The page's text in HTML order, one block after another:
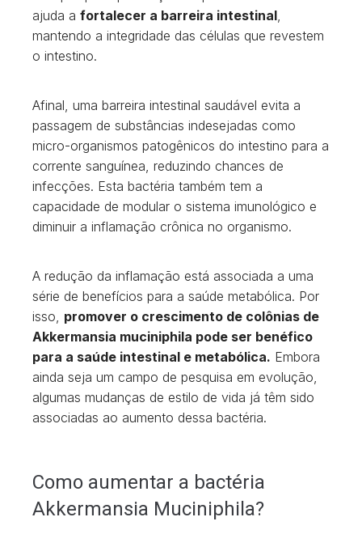
ajuda a fortalecer a barreira intestinal
mantendo a integridade das células que revestem
o intestino.
Afinal, uma barreira intestinal saudável evita a
passagem de substâncias indesejadas como
micro-organismos patogênicos do intestino para a
corrente sanguínea, reduzindo chances de
infecções. Esta bactéria também tem a
capacidade de modular o sistema imunológico e
diminuir a inflamação crônica no organismo.
A redução da inflamação está associada a uma
série de benefícios para a saúde metabólica. Por
isso, promover o crescimento de colônias de
Akkermansia muciniphila pode ser benéfico
para a saúde intestinal e metabólica. Embora
ainda seja um campo de pesquisa em evolução,
algumas mudanças de estilo de vida já têm sido
associadas ao aumento dessa bactéria.
Como aumentar a bactéria
Akkermansia Muciniphila?